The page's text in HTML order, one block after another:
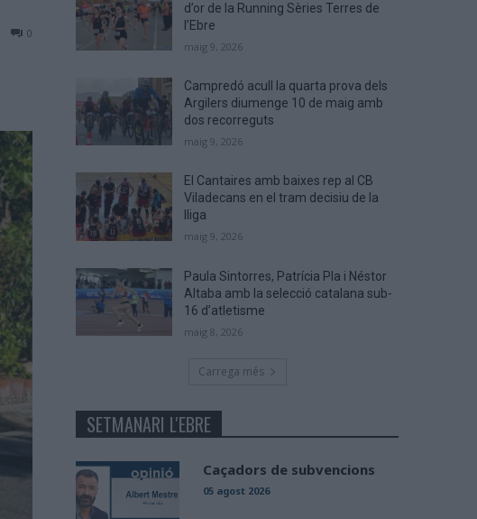
0
d’or de la Running Sèries Terres de
l’Ebre
maig 9, 2026
Campredó acull la quarta prova dels
Argilers diumenge 10 de maig amb
dos recorreguts
maig 9, 2026
El Cantaires amb baixes rep al CB
Viladecans en el tram decisiu de la
lliga
maig 9, 2026
Paula Sintorres, Patrícia Pla i Néstor
Altaba amb la selecció catalana sub-
16 d’atletisme
maig 8, 2026
Carrega més
SETMANARI L'EBRE
Caçadors de subvencions
05 agost 2026